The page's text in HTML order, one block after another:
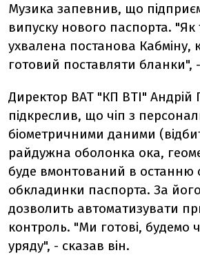
Музика запевнив, що
випуску нового паспорта. "Як
ухвалена постанова Кабміну,
готовий поставляти бланки",
Директор ВАТ "КП ВТІ"
підкреслив, що чіп з
біометричними даними
райдужна оболонка ока,
буде вмонтований в останню
обкладинки паспорта. За
дозволить автоматизувати
контроль. "Ми готові, будемо
уряду", - сказав він.